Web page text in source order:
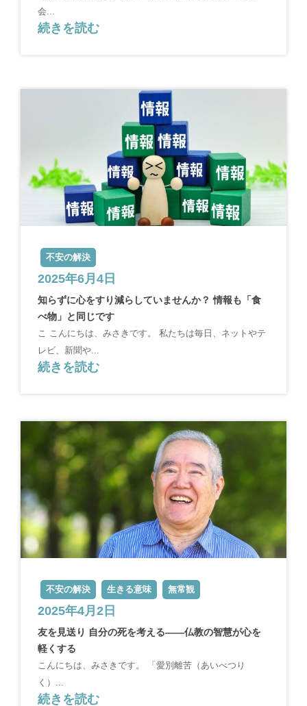
会...
続きを読む
不安の解決
2025年6月4日
知らずに心をすり減らしていませんか？ 情報も「食
べ物」と同じです
こ こんにちは、みさきです。 私たちは毎日、ネットやテ
レビ、新聞や...
続きを読む
不安の解決 生きる意味 無常観
2025年4月2日
友を見送り 自分の死を考える——仏教の智慧が心を
軽くする
こんにちは、みさきです。 「愛別離苦（あいべつり
く）...
続きを読む